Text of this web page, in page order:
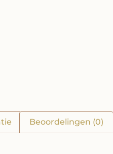
Beoordelingen (0)